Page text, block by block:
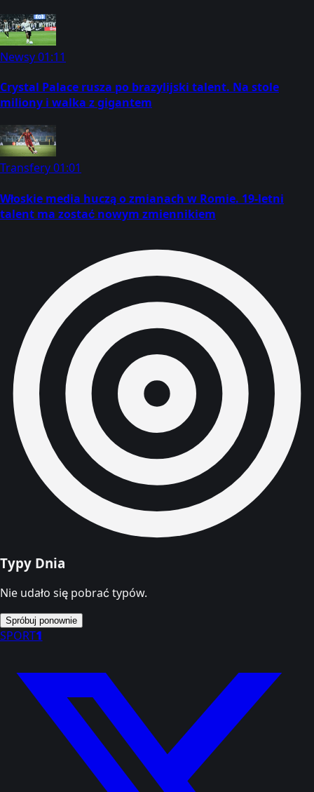
Newsy01:11
Crystal Palace rusza po brazylijski talent. Na stole
miliony i walka z gigantem
Transfery01:01
Włoskie media huczą o zmianach w Romie. 19-letni
talent ma zostać nowym zmiennikiem
Typy Dnia
Nie udało się pobrać typów.
Spróbuj ponownie
SPORT1